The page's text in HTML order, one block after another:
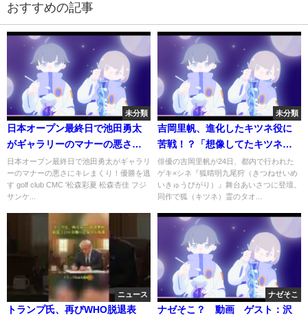
おすすめの記事
未分類
日本オープン最終日で池田勇太
がギャラリーのマナーの悪さに
キレまくり！優勝を逃す
日本オープン最終日で池田勇太がギャラリ
ーのマナーの悪さにキレまくり！優勝を逃
す golf club CMC '松森彩夏 松森杏佳 フジ
サンケ...
未分類
吉岡里帆、進化したキツネ役に
苦戦！？「想像してたキツネと
違いまして…」 ゲキ×シネ『狐
晴明九尾狩』舞台あいさつ
俳優の吉岡里帆が24日、都内で行われた
ゲキ×シネ『狐晴明九尾狩（きつねせいめ
いきゅうびがり）』舞台あいさつに登壇。
同作で狐（キツネ）霊のタオ...
ニュース
トランプ氏、再びWHO脱退表
ナゼそこ
ナゼそこ？ 動画 ゲスト：沢